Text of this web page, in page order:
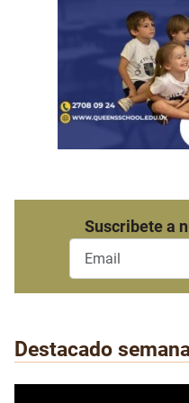
Suscribete a
Destacado